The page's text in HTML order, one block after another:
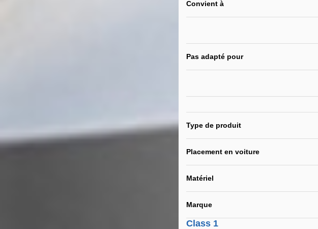
Convient à
Pas adapté pour
Type de produit
Placement en voiture
Matériel
Marque
Class 1